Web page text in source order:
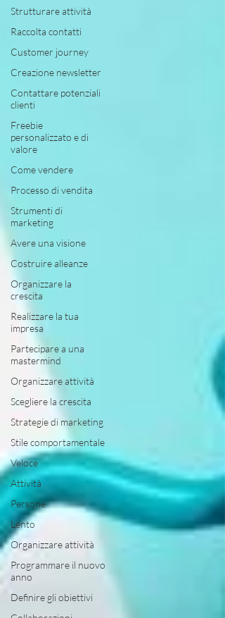
Strutturare attività
Raccolta contatti
Customer journey
Creazione newsletter
Contattare potenziali
clienti
Freebie
personalizzato e di
valore
Come vendere
Processo di vendita
Strumenti di
marketing
Avere una visione
Costruire alleanze
Organizzare la
crescita
Realizzare la tua
impresa
Partecipare a una
mastermind
Organizzare attività
Scegliere la crescita
Strategie di marketing
Stile comportamentale
Veloce
Attività
Persone
Lento
Organizzare attività
Programmare il nuovo
anno
Definire gli obiettivi